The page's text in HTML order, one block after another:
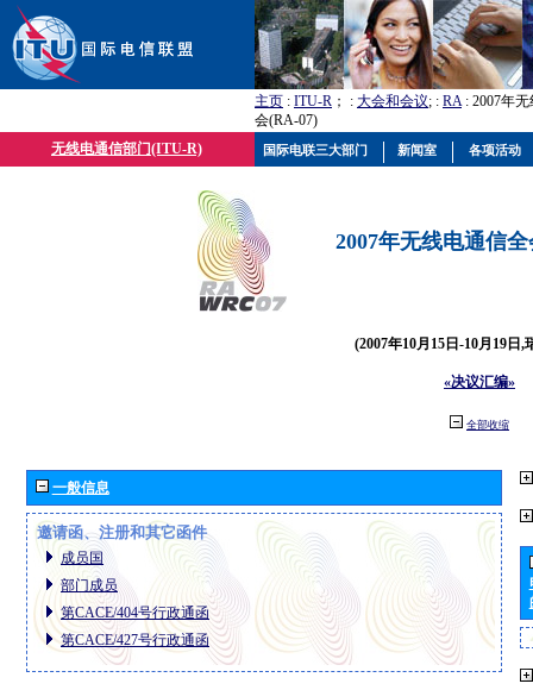
主页 : ITU-R ； : 大会和会议; : RA: 2007年
会(RA-07)
无线电通信部门(ITU-R)
2007年无线电通信
(2007年10月15日-10月19日,
«决议汇编»
全部收缩
一般信息
邀请函、注册和其它函件
成员国
部门成员
第CACE/404号行政通函
第CACE/427号行政通函
国际电联三大部门 新闻室 各项活动